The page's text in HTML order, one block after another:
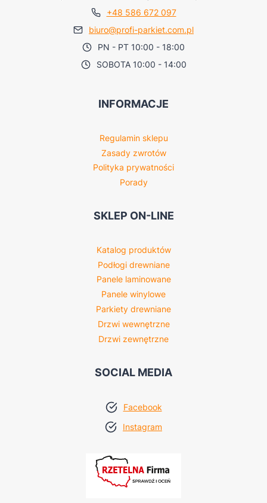
+48 586 672 097
biuro@profi-parkiet.com.pl
PN - PT 10:00 - 18:00
SOBOTA 10:00 - 14:00
INFORMACJE
Regulamin sklepu
Zasady zwrotów
Polityka prywatności
Porady
SKLEP ON-LINE
Katalog produktów
Podłogi drewniane
Panele laminowane
Panele winylowe
Parkiety drewniane
Drzwi wewnętrzne
Drzwi zewnętrzne
SOCIAL MEDIA
Facebook
Instagram